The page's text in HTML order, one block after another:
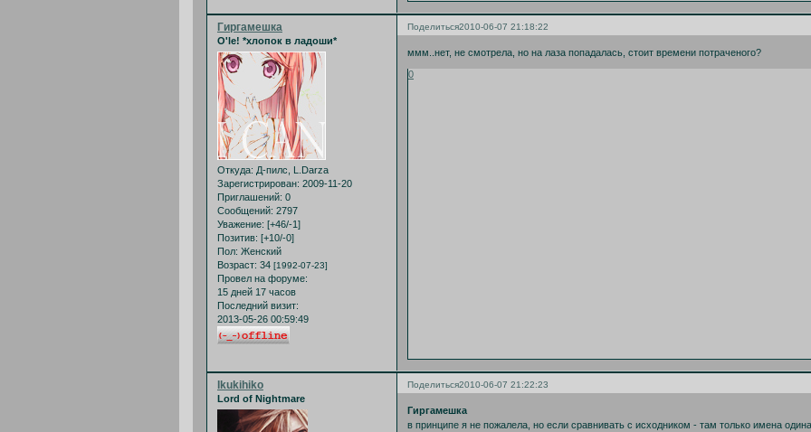
Поделиться2010-06-07 21:18:22
Гиргамешка
O'le! *хлопок в ладоши*
Откуда: Д-пилс, L.Darza
Зарегистрирован: 2009-11-20
Приглашений: 0
Сообщений: 2797
Уважение: [+46/-1]
Позитив: [+10/-0]
Пол: Женский
Возраст: 34 [1992-07-23]
Провел на форуме:
15 дней 17 часов
Последний визит:
2013-05-26 00:59:49
ммм..нет, не смотрела, но на лаза попадалась, стоит времени потраченого?
0
Поделиться2010-06-07 21:22:23
Ikukihiko
Lord of Nightmare
Гиргамешка
в принципе я не пожалела, но если сравнивать с исходником - там только имена